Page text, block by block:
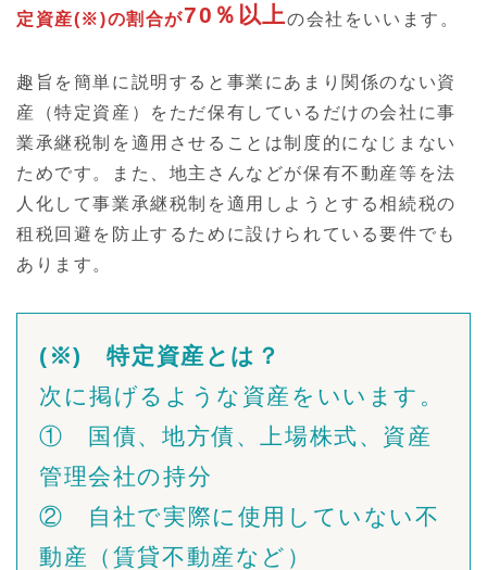
定資産(※)の割合が70％以上の会社をいいます。
趣旨を簡単に説明すると事業にあまり関係のない資
産（特定資産）をただ保有しているだけの会社に事
業承継税制を適用させることは制度的になじまない
ためです。また、地主さんなどが保有不動産等を法
人化して事業承継税制を適用しようとする相続税の
租税回避を防止するために設けられている要件でも
あります。
(※) 特定資産とは？
次に掲げるような資産をいいます。
① 国債、地方債、上場株式、資産
管理会社の持分
② 自社で実際に使用していない不
動産（賃貸不動産など）